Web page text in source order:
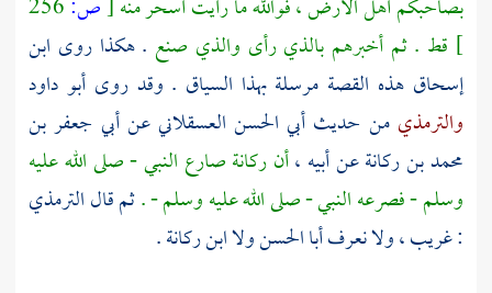
بصاحبكم أهل الأرض ، فوالله ما رأيت أسحر منه[ص:256
] قط . ثم أخبرهم بالذي رأى والذي صنع . هكذا روى ابن
إسحاقهذه القصة مرسلة بهذا السياق . وقد روى أبو داود
والترمذيمن حديث أبي الحسن العسقلانيعنأبي جعفربن
محمدبن ركانةعن أبيه ،أنركانةصارع النبي - صلى الله عليه
وسلم - فصرعه النبي - صلى الله عليه وسلم - .ثم قالالترمذي
: غريب ، ولا نعرفأبا الحسنولاابن ركانة.